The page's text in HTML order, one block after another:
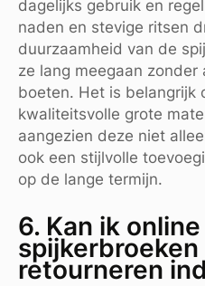
dagelijks gebruik en
naden en stevige ritsen
duurzaamheid van de
ze lang meegaan
boeten. Het is belangrijk
kwaliteitsvolle grote
aangezien deze niet
ook een stijlvolle
op de lange termijn.
6. Kan ik
retourneren